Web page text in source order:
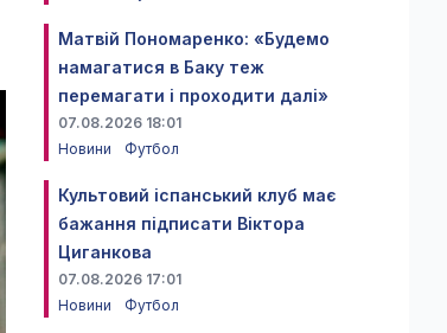
Матвій Пономаренко: «Будемо
намагатися в Баку теж
перемагати і проходити далі»
07.08.2026 18:01
Новини
Футбол
Культовий іспанський клуб має
бажання підписати Віктора
Циганкова
07.08.2026 17:01
Новини
Футбол